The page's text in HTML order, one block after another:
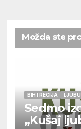
Možda ste
BIH I REGIJA
Sedmo
„Kušaj